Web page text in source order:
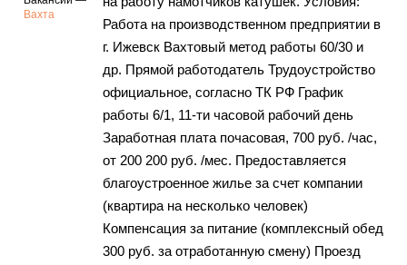
Вахта
Работа на производственном предприятии в
г. Ижевск Вахтовый метод работы 60/30 и
др. Прямой работодатель Трудоустройство
официальное, согласно ТК РФ График
работы 6/1, 11-ти часовой рабочий день
Заработная плата почасовая, 700 руб. /час,
от 200 200 руб. /мес. Предоставляется
благоустроенное жилье за счет компании
(квартира на несколько человек)
Компенсация за питание (комплексный обед
300 руб. за отработанную смену) Проезд